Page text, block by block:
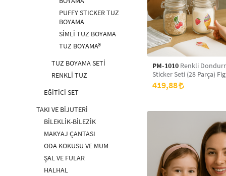
PUFFY STICKER TUZ
BOYAMA
SİMLİ TUZ BOYAMA
TUZ BOYAMA®
TUZ BOYAMA SETİ
RENKLİ TUZ
EĞİTİCİ SET
TAKI VE BİJUTERİ
BİLEKLİK-BİLEZİK
MAKYAJ ÇANTASI
ODA KOKUSU VE MUM
ŞAL VE FULAR
HALHAL
PM-1010 Renkli
Sticker Seti (28 Parça)
Dekoratif Etiketler Çocuk
Defter, Dolap ve Duvar
419,88